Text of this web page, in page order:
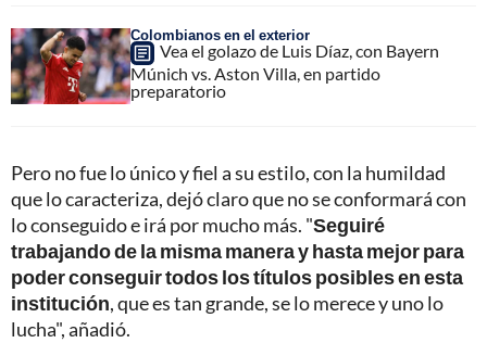
Colombianos en el exterior
Vea el golazo de Luis Díaz, con Bayern
Múnich vs. Aston Villa, en partido
preparatorio
Pero no fue lo único y fiel a su estilo, con la humildad
que lo caracteriza, dejó claro que no se conformará con
lo conseguido e irá por mucho más. "Seguiré
trabajando de la misma manera y hasta mejor para
poder conseguir todos los títulos posibles en esta
institución, que es tan grande, se lo merece y uno lo
lucha", añadió.